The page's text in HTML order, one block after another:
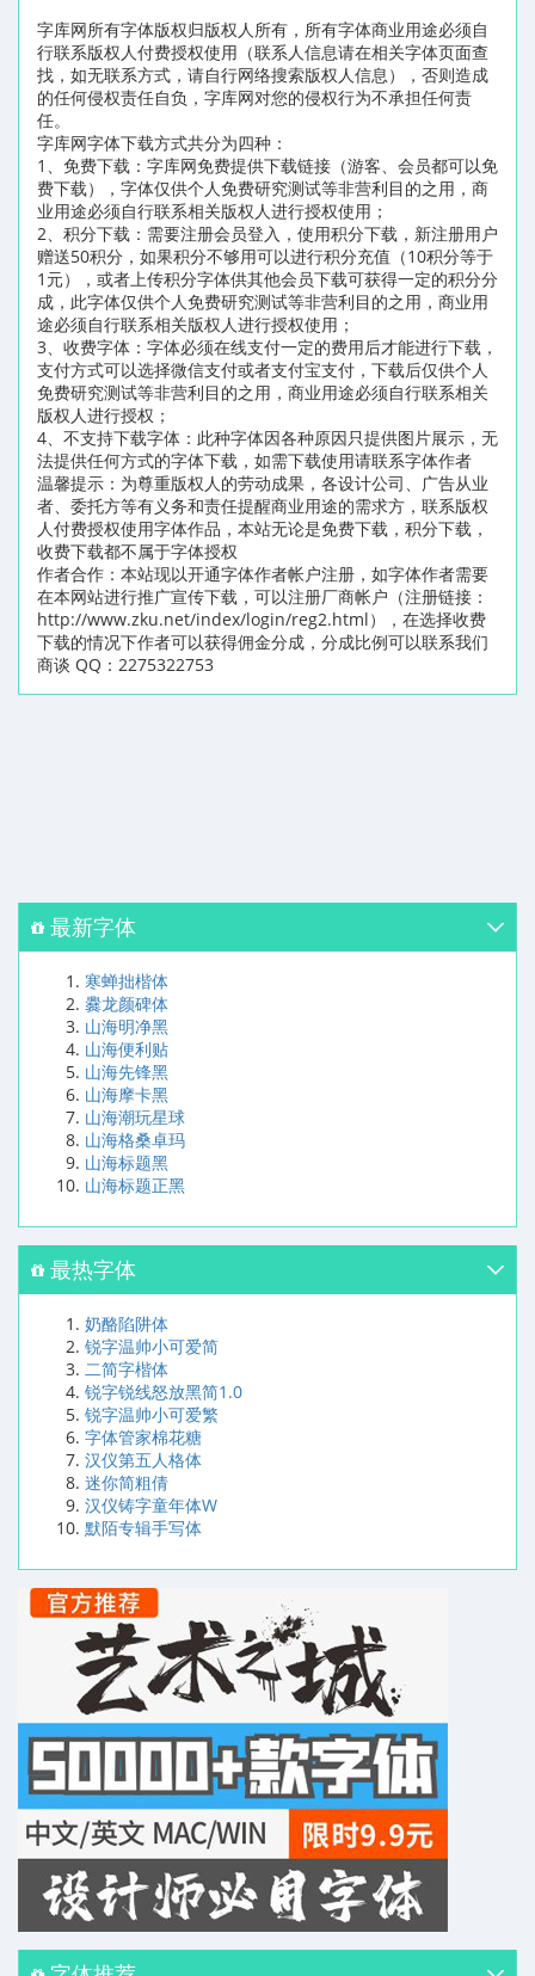
字库网所有字体版权归版权人所有，所有字体商业用途必须自
行联系版权人付费授权使用（联系人信息请在相关字体页面查
找，如无联系方式，请自行网络搜索版权人信息），否则造成
的任何侵权责任自负，字库网对您的侵权行为不承担任何责
任。
字库网字体下载方式共分为四种：
1、免费下载：字库网免费提供下载链接（游客、会员都可以免
费下载），字体仅供个人免费研究测试等非营利目的之用，商
业用途必须自行联系相关版权人进行授权使用；
2、积分下载：需要注册会员登入，使用积分下载，新注册用户
赠送50积分，如果积分不够用可以进行积分充值（10积分等于
1元），或者上传积分字体供其他会员下载可获得一定的积分分
成，此字体仅供个人免费研究测试等非营利目的之用，商业用
途必须自行联系相关版权人进行授权使用；
3、收费字体：字体必须在线支付一定的费用后才能进行下载，
支付方式可以选择微信支付或者支付宝支付，下载后仅供个人
免费研究测试等非营利目的之用，商业用途必须自行联系相关
版权人进行授权；
4、不支持下载字体：此种字体因各种原因只提供图片展示，无
法提供任何方式的字体下载，如需下载使用请联系字体作者
温馨提示：为尊重版权人的劳动成果，各设计公司、广告从业
者、委托方等有义务和责任提醒商业用途的需求方，联系版权
人付费授权使用字体作品，本站无论是免费下载，积分下载，
收费下载都不属于字体授权
作者合作：本站现以开通字体作者帐户注册，如字体作者需要
在本网站进行推广宣传下载，可以注册厂商帐户（注册链接：
http://www.zku.net/index/login/reg2.html），在选择收费
下载的情况下作者可以获得佣金分成，分成比例可以联系我们
商谈 QQ：2275322753
最新字体
寒蝉拙楷体
爨龙颜碑体
山海明净黑
山海便利贴
山海先锋黑
山海摩卡黑
山海潮玩星球
山海格桑卓玛
山海标题黑
山海标题正黑
最热字体
奶酪陷阱体
锐字温帅小可爱简
二简字楷体
锐字锐线怒放黑简1.0
锐字温帅小可爱繁
字体管家棉花糖
汉仪第五人格体
迷你简粗倩
汉仪铸字童年体W
默陌专辑手写体